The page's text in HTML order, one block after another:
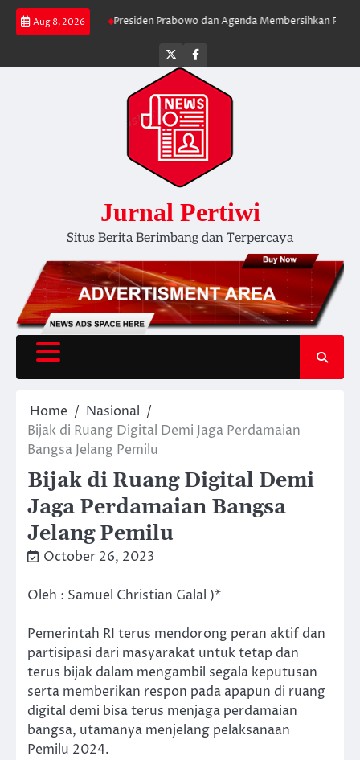
Skip
Aug 8, 2026
Serius Presiden Prabowo dan Agenda Membersihkan
Twitterfacebook
Jurnal Pertiwi
Situs Berita Berimbang dan Terpercaya
Home
Nasional
Bijak di Ruang Digital Demi Jaga Perdamaian
Bangsa Jelang Pemilu
Bijak di Ruang Digital Demi
Jaga Perdamaian Bangsa
Jelang Pemilu
October 26, 2023
Oleh : Samuel Christian Galal )*
Pemerintah RI terus mendorong peran aktif dan
partisipasi dari masyarakat untuk tetap dan
terus bijak dalam mengambil segala keputusan
serta memberikan respon pada apapun di ruang
digital demi bisa terus menjaga perdamaian
bangsa, utamanya menjelang pelaksanaan
Pemilu 2024.